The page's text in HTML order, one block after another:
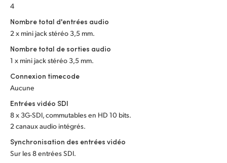
Portugal
South Africa
Sweden
Chinese Taipei
Turkey
4
Nombre total d'entrées audio
2 x mini jack stéréo 3,5 mm.
Nombre total de sorties audio
1 x mini jack stéréo 3,5 mm.
Connexion timecode
Aucune
Entrées vidéo SDI
8 x 3G-SDI, commutables en HD 10 bits.
2 canaux audio intégrés.
Synchronisation des entrées vidéo
Sur les 8 entrées SDI.